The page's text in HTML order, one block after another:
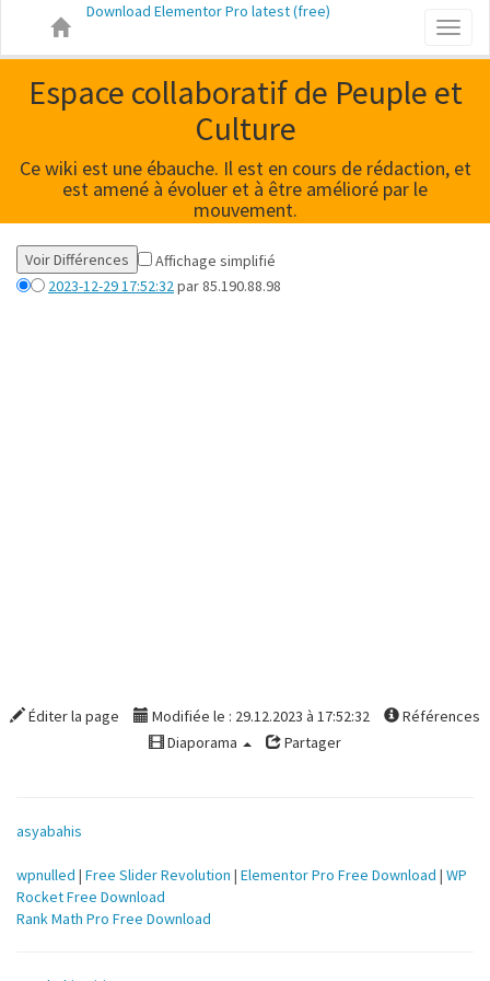
Download Elementor Pro latest (free)
Espace collaboratif de Peuple et
Culture
Ce wiki est une ébauche. Il est en cours de rédaction, et
est amené à évoluer et à être amélioré par le
mouvement.
Affichage simplifié
2023-12-29 17:52:32par 85.190.88.98
Éditer la page Modifiée le : 29.12.2023 à 17:52:32
Références
Diaporama
Partager
asyabahis
wpnulled | Free Slider Revolution | Elementor Pro Free Download | WP
Rocket Free Download
Rank Math Pro Free Download